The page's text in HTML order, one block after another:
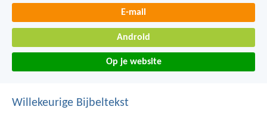
E-mail
Android
Op je website
Willekeurige Bijbeltekst